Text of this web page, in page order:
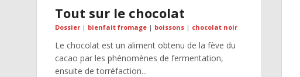
Tout sur le chocolat
Dossier| bienfait fromage| boissons| chocolat noir
Le chocolat est un aliment obtenu de la fève du
cacao par les phénomènes de fermentation,
ensuite de torréfaction...